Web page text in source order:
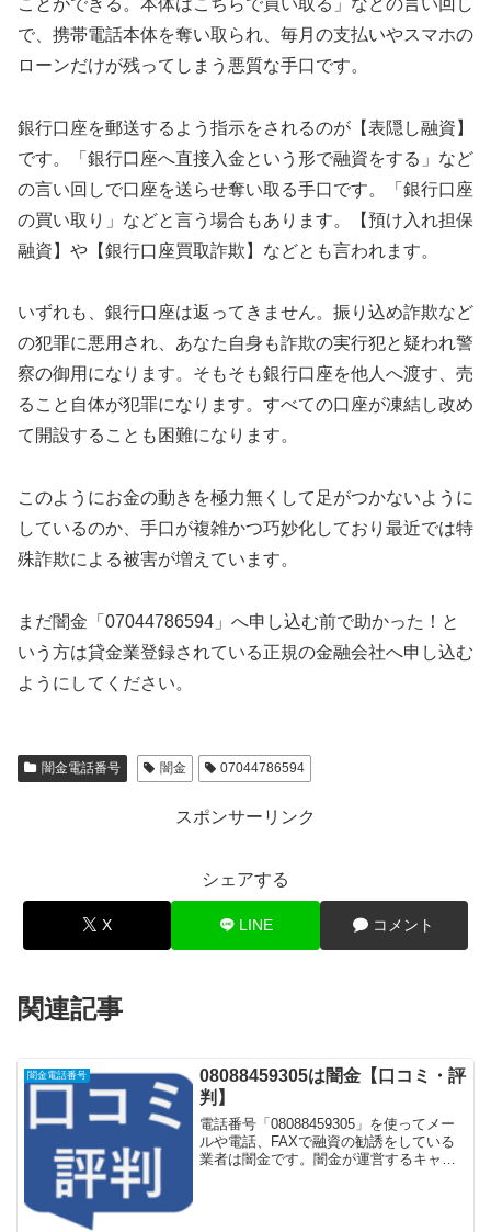
で、携帯電話本体を奪い取られ、毎月の支払いやスマホの
ローンだけが残ってしまう悪質な手口です。
銀行口座を郵送するよう指示をされるのが【表隠し融資】
です。「銀行口座へ直接入金という形で融資をする」など
の言い回しで口座を送らせ奪い取る手口です。「銀行口座
の買い取り」などと言う場合もあります。【預け入れ担保
融資】や【銀行口座買取詐欺】などとも言われます。
いずれも、銀行口座は返ってきません。振り込め詐欺など
の犯罪に悪用され、あなた自身も詐欺の実行犯と疑われ警
察の御用になります。そもそも銀行口座を他人へ渡す、売
ること自体が犯罪になります。すべての口座が凍結し改め
て開設することも困難になります。
このようにお金の動きを極力無くして足がつかないように
しているのか、手口が複雑かつ巧妙化しており最近では特
殊詐欺による被害が増えています。
まだ闇金「07044786594」へ申し込む前で助かった！と
いう方は貸金業登録されている正規の金融会社へ申し込む
ようにしてください。
闇金電話番号 闇金 07044786594
スポンサーリンク
シェアする
X LINE コメント
関連記事
闇金電話番号
08088459305は闇金【口コミ・評
判】
電話番号「08088459305」を使ってメー
ルや電話、FAXで融資の勧誘をしている
業者は闇金です。闇金が運営するキャッ